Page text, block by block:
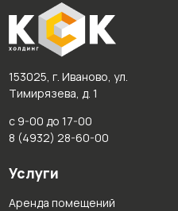
153025, г. Иваново, ул.
Тимирязева, д. 1
с 9-00 до 17-00
8 (4932) 28-60-00
Услуги
Аренда помещений